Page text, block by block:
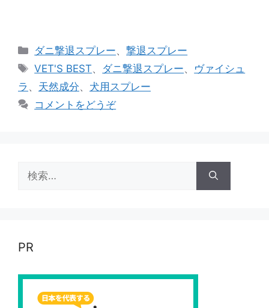
カ
テ
リ
ー
ダニ撃退スプレー、撃退スプレー
タ
グ
VET'S BEST、 ダニ撃退スプレー、 ヴァイシュ
ラ 、 天然成分、 犬用スプレー
コメントをどうぞ
索:
PR